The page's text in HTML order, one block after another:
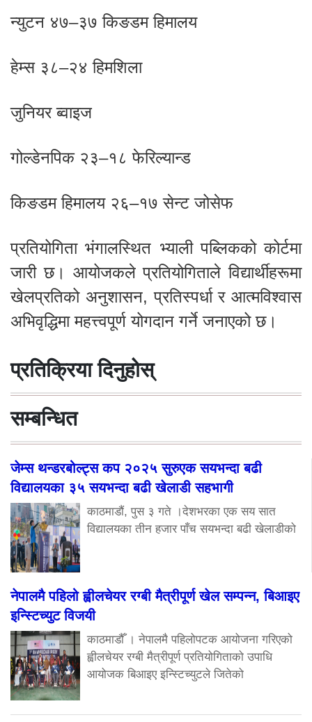
न्युटन ४७–३७ किङडम हिमालय
हेम्स ३८–२४ हिमशिला
जुनियर ब्वाइज
गोल्डेनपिक २३–१८ फेरिल्यान्ड
किङडम हिमालय २६–१७ सेन्ट जोसेफ
प्रतियोगिता भंगालस्थित भ्याली पब्लिकको कोर्टमा
जारी छ। आयोजकले प्रतियोगिताले विद्यार्थीहरूमा
खेलप्रतिको अनुशासन, प्रतिस्पर्धा र आत्मविश्वास
अभिवृद्धिमा महत्त्वपूर्ण योगदान गर्ने जनाएको छ।
प्रतिक्रिया दिनुहोस्
सम्बन्धित
जेम्स थन्डरबोल्ट्स कप २०२५ सुरुएक सयभन्दा बढी
विद्यालयका ३५ सयभन्दा बढी खेलाडी सहभागी
काठमाडौं, पुस ३ गते ।देशभरका एक सय सात
विद्यालयका तीन हजार पाँच सयभन्दा बढी खेलाडीको
नेपालमै पहिलो ह्वीलचेयर रग्बी मैत्रीपूर्ण खेल सम्पन्न, बिआइए
इन्स्टिच्युट विजयी
काठमाडौँ । नेपालमै पहिलोपटक आयोजना गरिएको
ह्वीलचेयर रग्बी मैत्रीपूर्ण प्रतियोगिताको उपाधि
आयोजक बिआइए इन्स्टिच्युटले जितेको